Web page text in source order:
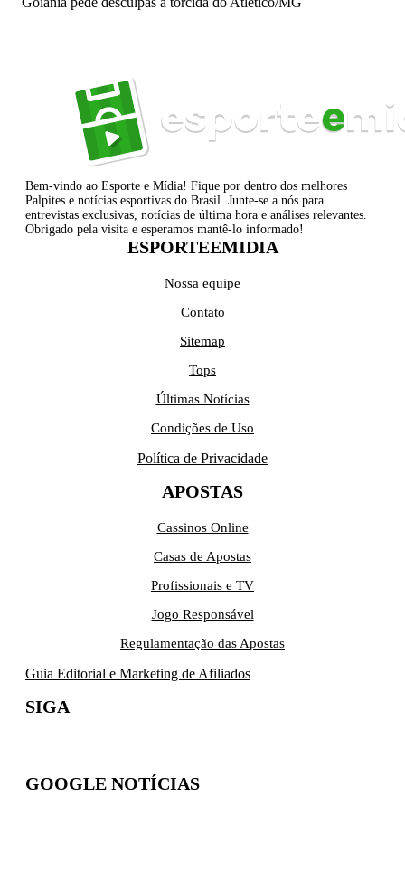
Bem-vindo ao Esporte e Mídia! Fique por dentro dos melhores
Palpites e notícias esportivas do Brasil. Junte-se a nós para
entrevistas exclusivas, notícias de última hora e análises relevantes.
Obrigado pela visita e esperamos mantê-lo informado!
ESPORTEEMIDIA
Nossa equipe
Contato
Sitemap
Tops
Últimas Notícias
Condições de Uso
Política de Privacidade
APOSTAS
Cassinos Online
Casas de Apostas
Profissionais e TV
Jogo Responsável
Regulamentação das Apostas
Guia Editorial e Marketing de Afiliados
SIGA
GOOGLE NOTÍCIAS